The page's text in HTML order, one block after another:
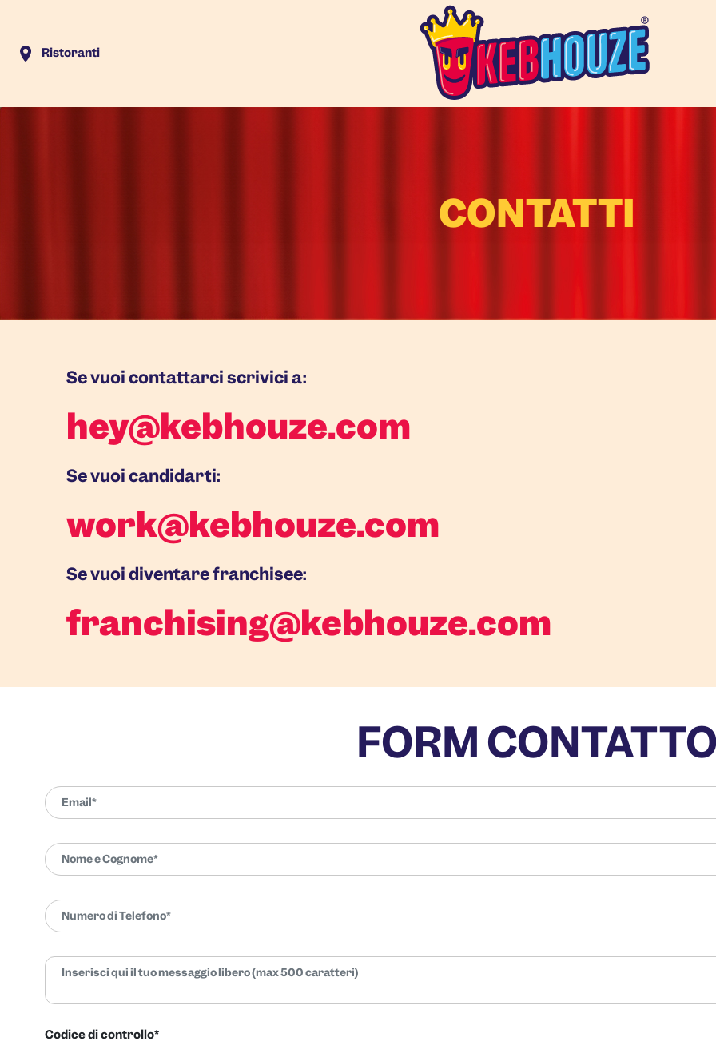
Ristoranti
CONTATTI
Se vuoi contattarci scrivici a:
hey@kebhouze.com
Se vuoi candidarti:
work@kebhouze.com
Se vuoi diventare franchisee:
franchising@kebhouze.com
FORM
Codice di controllo*